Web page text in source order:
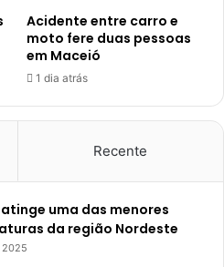
Acidente entre carro e
moto fere duas pessoas
em Maceió
1 dia atrás
Recente
uma das menores
da região Nordeste